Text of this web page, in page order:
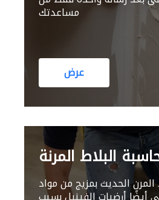
مساعدتك
عرض
البلاط المرنة
الحديث بمزيج من مواد